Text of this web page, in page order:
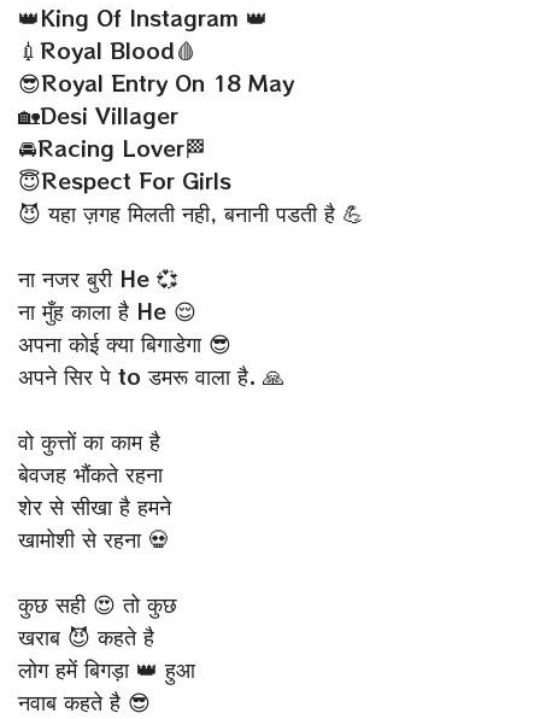
👑King Of Instagram 👑
💉Royal Blood🩸
😎Royal Entry On 18 May
🏡Desi Villager
🚘Racing Lover🏁
😇Respect For Girls
😈 यहा ज़गह मिलती नही, बनानी पडती है 💪
ना नजर बुरी He 💞
ना मुँह काला है He 😌
अपना कोई क्या बिगाडेगा 😎
अपने सिर पे to डमरू वाला है. 🙏
वो कुत्तों का काम है
बेवजह भौंकते रहना
शेर से सीखा है हमने
खामोशी से रहना 💀
कुछ सही 😍 तो कुछ
खराब 😈 कहते है
लोग हमें बिगड़ा 👑 हुआ
नवाब कहते है 😎